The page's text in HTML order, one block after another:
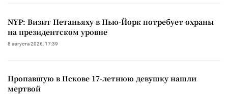
NYP: Визит Нетаньяху в Нью-Йорк потребует охраны
на президентском уровне
8 августа 2026, 17:39
Пропавшую в Пскове 17-летнюю девушку нашли
мертвой